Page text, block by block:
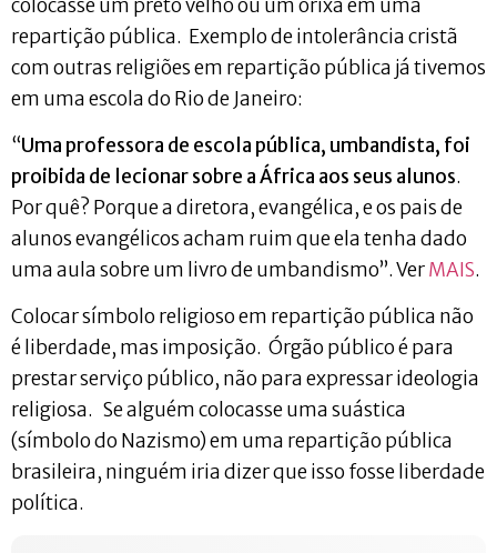
colocasse um preto velho ou um orixá em uma
repartição pública. Exemplo de intolerância cristã
com outras religiões em repartição pública já tivemos
em uma escola do Rio de Janeiro:
“Uma professora de escola pública, umbandista, foi
proibida de lecionar sobre a África aos seus alunos.
Por quê? Porque a diretora, evangélica, e os pais de
alunos evangélicos acham ruim que ela tenha dado
uma aula sobre um livro de umbandismo”. VerMAIS.
Colocar símbolo religioso em repartição pública não
é liberdade, mas imposição. Órgão público é para
prestar serviço público, não para expressar ideologia
religiosa. Se alguém colocasse uma suástica
(símbolo do Nazismo) em uma repartição pública
brasileira, ninguém iria dizer que isso fosse liberdade
política.